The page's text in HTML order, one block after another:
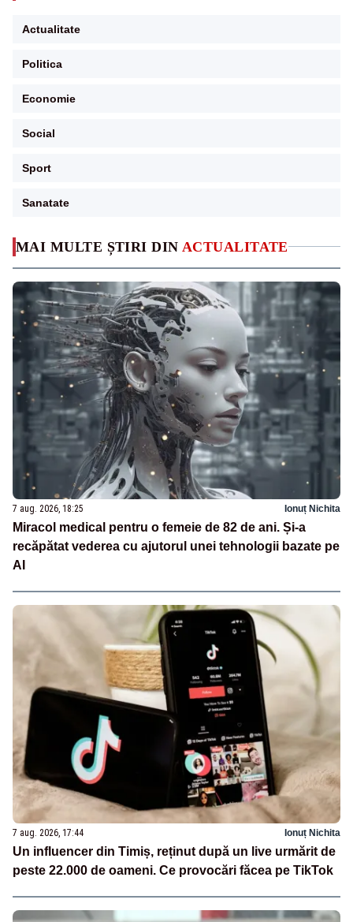
MAI MULTE ȘTIRI DIN ACTUALITATE
7 aug. 2026, 18:25 Ionuț Nichita
Miracol medical pentru o femeie de 82 de ani. Și-a
recăpătat vederea cu ajutorul unei tehnologii bazate pe
AI
7 aug. 2026, 17:44 Ionuț Nichita
Un influencer din Timiș, reținut după un live urmărit de
peste 22.000 de oameni. Ce provocări făcea pe TikTok
Actualitate
Politica
Economie
Social
Sport
Sanatate